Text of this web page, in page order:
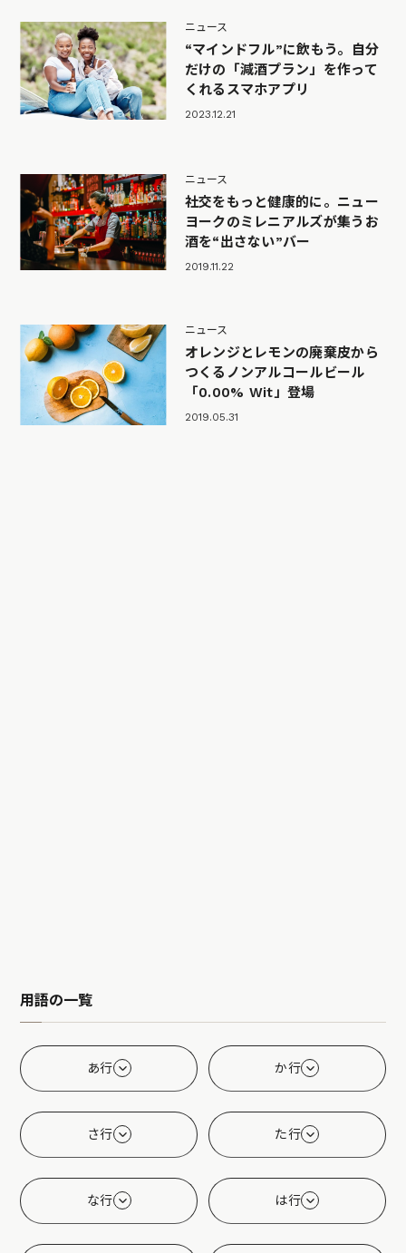
ニュース
“マインドフル”に飲もう。自分
だけの「減酒プラン」を作って
くれるスマホアプリ
2023.12.21
ニュース
社交をもっと健康的に。ニュー
ヨークのミレニアルズが集うお
酒を“出さない”バー
2019.11.22
ニュース
オレンジとレモンの廃棄皮から
つくるノンアルコールビール
「0.00% Wit」登場
2019.05.31
用語の一覧
あ行 か行
さ行 た行
な行 は行